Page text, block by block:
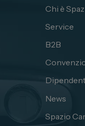
Chi è
Service
B2B
News
Spazio